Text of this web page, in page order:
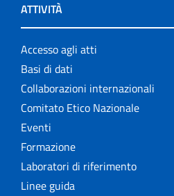
ATTIVITÀ
Accesso agli atti
Basi di dati
Collaborazioni internazionali
Comitato Etico Nazionale
Eventi
Formazione
Laboratori di riferimento
Linee guida